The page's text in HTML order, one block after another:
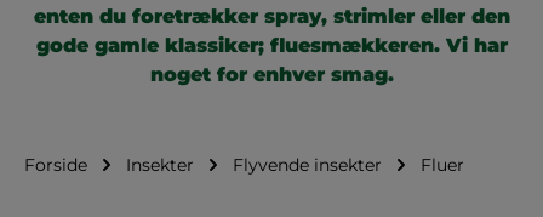
enten du foretrækker spray, strimler eller den
gode gamle klassiker; fluesmækkeren. Vi har
noget for enhver smag.
Forside Insekter Flyvende insekter Fluer